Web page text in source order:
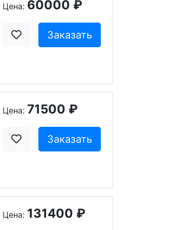
Цена: 60000 ₽
Заказать
Цена: 71500 ₽
Заказать
Цена: 131400 ₽